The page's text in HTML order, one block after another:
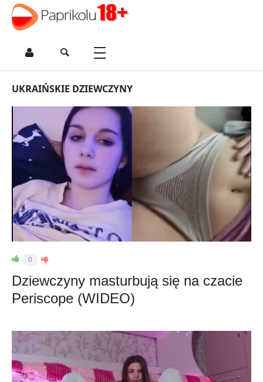
UKRAIŃSKIE DZIEWCZYNY
0
Dziewczyny masturbują się na czacie
Periscope (WIDEO)